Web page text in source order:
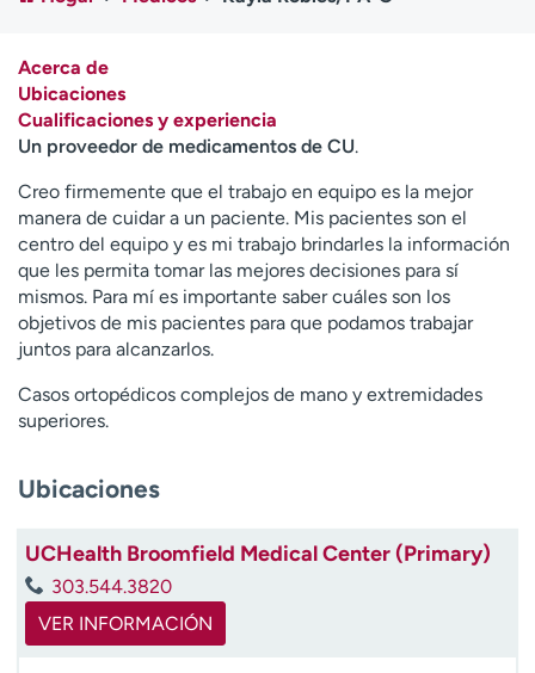
Ready. Set. CO.
Ensayos clínicos
Atención a medios de
comunicación
Contáctenos Noticias e historias
A
y
ú
d
a
m
a
e
c
o
a
Acerca de
Ubicaciones
Cualificaciones y experiencia
Un proveedor de medicamentos de CU.
Creo firmemente que el trabajo en equipo es la mejor
manera de cuidar a un paciente. Mis pacientes son el
centro del equipo y es mi trabajo brindarles la información
que les permita tomar las mejores decisiones para sí
mismos. Para mí es importante saber cuáles son los
objetivos de mis pacientes para que podamos trabajar
juntos para alcanzarlos.
Casos ortopédicos complejos de mano y extremidades
superiores.
Ubicaciones
UCHealth Broomfield Medical Center (Primary)
303.544.3820
VER INFORMACIÓN